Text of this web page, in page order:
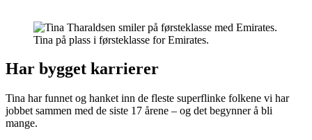
Tina på plass i førsteklasse for Emirates.
Har bygget karrierer
Tina har funnet og hanket inn de fleste superflinke folkene vi har
jobbet sammen med de siste 17 årene – og det begynner å bli
mange.